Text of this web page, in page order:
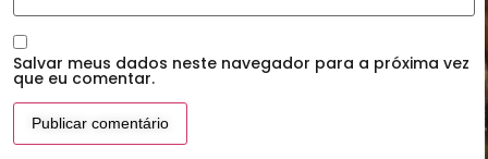
Salvar meus dados neste navegador para a próxima vez
que eu comentar.